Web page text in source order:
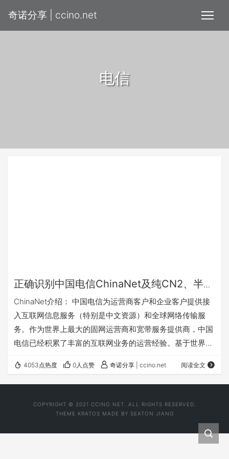
奇诺分享 | ccino.net
电信
正确识别中国电信ChinaNet及纯CN2、半程
CN2
ChinaNet介绍： 中国电信为运营商客户和企业客户提供接
入互联网信息服务（特别是中文资源）和全球网络传输服
务。作为世界上最大的固网运营商和宽带服务提供商，中国
电信已经积累了丰富的互联网业务的运营经验。基于世界上
户，和超过230万中国网站提供了中国互联网信息的接入服
务。 在全球部署超过40个POP节点  在中国拥有超过300
70%的中文资源和和超过90万宽带用户 ChinaNet的PO…
4053点热度 0人点赞 奇诺分享 | ccino.net 阅读全文
COPYRIGHT © 2021 CCINO.NET. ALL RIGHTS RESERVED.
THEME KRATOS MADE BY SEATON JIANG